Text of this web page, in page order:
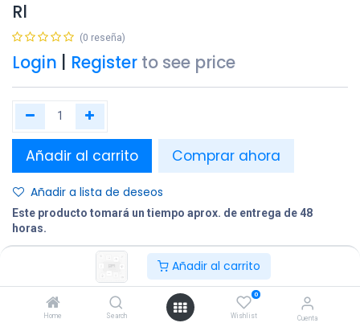
Añadir al carrito
Home Search
0
Wishlist Cuenta
Rl
(0 reseña)
Login Register to see price
Añadir al carrito Comprar ahora
Añadir a lista de deseos
Este producto tomará un tiempo aprox. de entrega de 48
horas.
Terminos y condiciones: